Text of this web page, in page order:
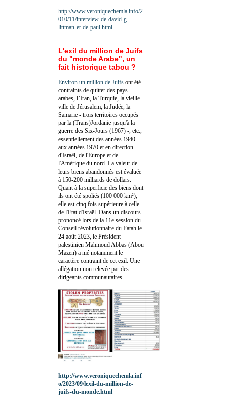
http://www.veroniquechemla.info/2
010/11/interview-de-david-g-
littman-et-de-paul.html
L'exil du million de Juifs
du "monde Arabe", un
fait historique tabou ?
Environ un million de Juifs ont été
contraints de quitter des pays
arabes, l’Iran, la Turquie, la vieille
ville de Jérusalem, la Judée, la
Samarie - trois territoires occupés
par la (Trans)Jordanie jusqu'à la
guerre des Six-Jours (1967) -, etc.,
essentiellement des années 1940
aux années 1970 et en direction
d'Israël, de l'Europe et de
l'Amérique du nord. La valeur de
leurs biens abandonnés est évaluée
à 150-200 milliards de dollars.
Quant à la superficie des biens dont
ils ont été spoliés (100 000 km²),
elle est cinq fois supérieure à celle
de l'Etat d'Israël. Dans un discours
prononcé lors de la 11e session du
Conseil révolutionnaire du Fatah le
24 août 2023, le Président
palestinien Mahmoud Abbas (Abou
Mazen) a nié notamment le
caractère contraint de cet exil. Une
allégation non relevée par des
dirigeants communautaires.
http://www.veroniquechemla.inf
o/2023/09/lexil-du-million-de-
juifs-du-monde.html